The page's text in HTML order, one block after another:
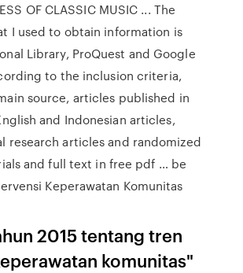
OF CLASSIC MUSIC ... The
I used to obtain information is
Library, ProQuest and Google
to the inclusion criteria,
source, articles published in
and Indonesian articles,
research articles and randomized
and full text in free pdf … be
Keperawatan Komunitas
2015 tentang tren
komunitas"